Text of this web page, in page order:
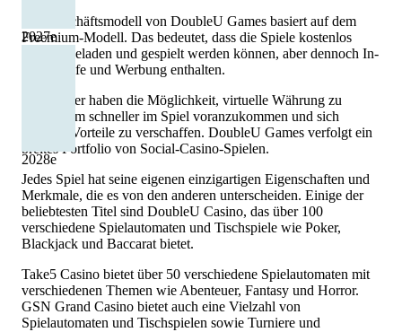
2027e
2028e
Das Geschäftsmodell von DoubleU Games basiert auf dem
Freemium-Modell. Das bedeutet, dass die Spiele kostenlos
heruntergeladen und gespielt werden können, aber dennoch In-
App-Käufe und Werbung enthalten.
Die Spieler haben die Möglichkeit, virtuelle Währung zu
kaufen, um schneller im Spiel voranzukommen und sich
dadurch Vorteile zu verschaffen. DoubleU Games verfolgt ein
breites Portfolio von Social-Casino-Spielen.
Jedes Spiel hat seine eigenen einzigartigen Eigenschaften und
Merkmale, die es von den anderen unterscheiden. Einige der
beliebtesten Titel sind DoubleU Casino, das über 100
verschiedene Spielautomaten und Tischspiele wie Poker,
Blackjack und Baccarat bietet.
Take5 Casino bietet über 50 verschiedene Spielautomaten mit
verschiedenen Themen wie Abenteuer, Fantasy und Horror.
GSN Grand Casino bietet auch eine Vielzahl von
Spielautomaten und Tischspielen sowie Turniere und